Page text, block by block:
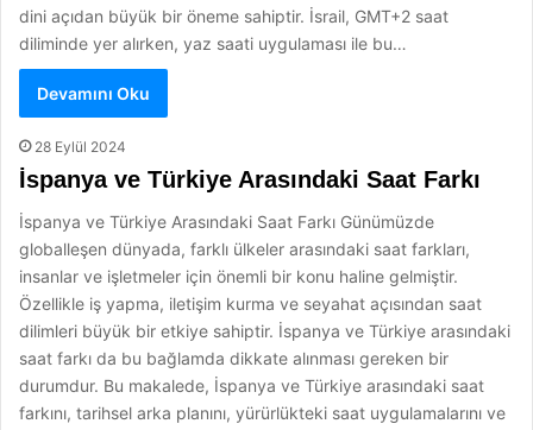
dini açıdan büyük bir öneme sahiptir. İsrail, GMT+2 saat
diliminde yer alırken, yaz saati uygulaması ile bu…
Devamını Oku
28 Eylül 2024
İspanya ve Türkiye Arasındaki Saat Farkı
İspanya ve Türkiye Arasındaki Saat Farkı Günümüzde
globalleşen dünyada, farklı ülkeler arasındaki saat farkları,
insanlar ve işletmeler için önemli bir konu haline gelmiştir.
Özellikle iş yapma, iletişim kurma ve seyahat açısından saat
dilimleri büyük bir etkiye sahiptir. İspanya ve Türkiye arasındaki
saat farkı da bu bağlamda dikkate alınması gereken bir
durumdur. Bu makalede, İspanya ve Türkiye arasındaki saat
farkını, tarihsel arka planını, yürürlükteki saat uygulamalarını ve